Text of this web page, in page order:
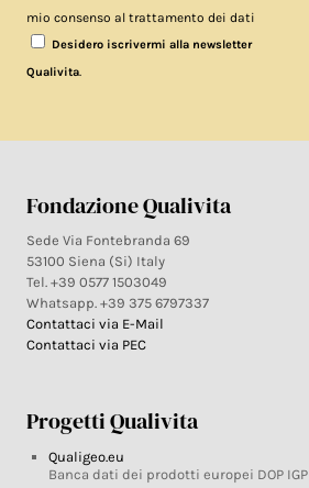
mio consenso al trattamento dei dati
Desidero iscrivermi alla newsletter
Qualivita.
Fondazione Qualivita
Sede Via Fontebranda 69
53100 Siena (Si) Italy
Tel. +39 0577 1503049
Whatsapp. +39 375 6797337
Contattaci via E-Mail
Contattaci via PEC
Progetti Qualivita
Qualigeo.eu
Banca dati dei prodotti europei DOP IGP